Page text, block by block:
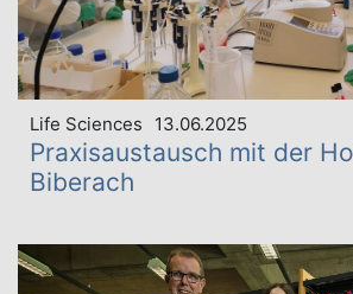
Life Sciences 13.06.2025
Praxisaustausch mit der
Biberach